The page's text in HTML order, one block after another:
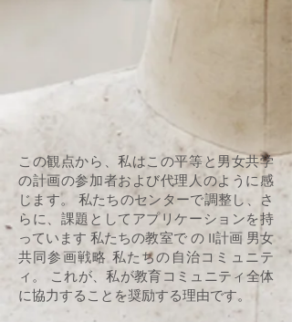
この観点から、私はこの平等と男女共学
の計画の参加者および代理人のように感
じます。 私たちのセンターで調整し、さ
らに、課題としてアプリケーションを持
っています 私たちの教室で の II計画 男女
共同参画戦略 私たちの自治コミュニテ
ィ。 これが、私が教育コミュニティ全体
に協力することを奨励する理由です。